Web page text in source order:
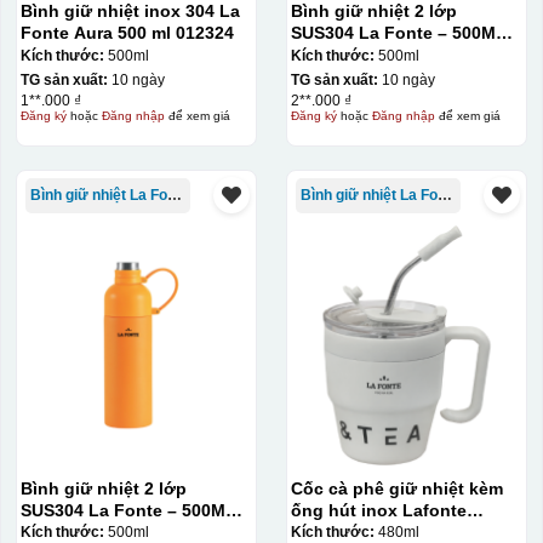
Bình giữ nhiệt inox 304 La
Fonte Aura 500 ml 012324
Kích thước: 500ml
TG sản xuất: 10 ngày
1**.000 ₫
Đăng kýhoặc Đăng nhậpđể xem giá
Bình giữ nhiệt 2 lớp
SUS304 La Fonte – 500ML –
012737
Kích thước: 500ml
TG sản xuất: 10 ngày
2**.000 ₫
Đăng kýhoặc Đăng nhậpđể xem giá
Bình giữ nhiệt La Fonte
Bình giữ nhiệt 2 lớp
SUS304 La Fonte – 500ML –
012737
Kích thước: 500ml
Bình giữ nhiệt La Fonte
Cốc cà phê giữ nhiệt kèm
ống hút inox Lafonte
480ML – 012782
Kích thước: 480ml